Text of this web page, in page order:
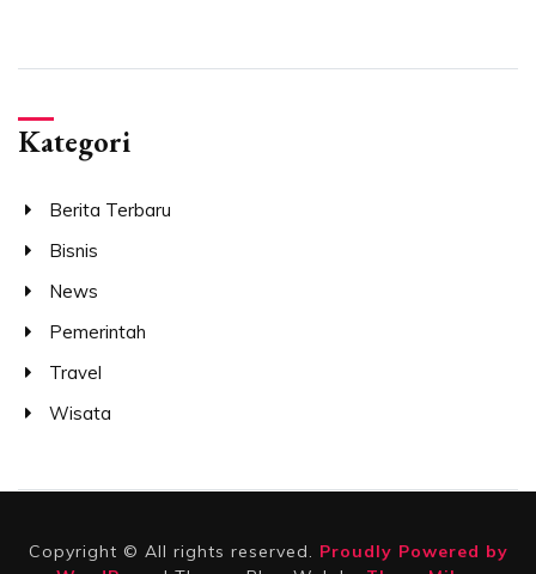
Kategori
Berita Terbaru
Bisnis
News
Pemerintah
Travel
Wisata
Copyright © All rights reserved. Proudly Powered by